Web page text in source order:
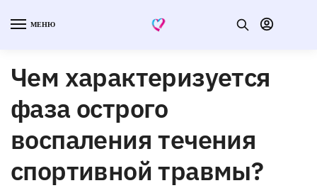
МЕНЮ
Чем характеризуется
фаза острого
воспаления течения
спортивной травмы?